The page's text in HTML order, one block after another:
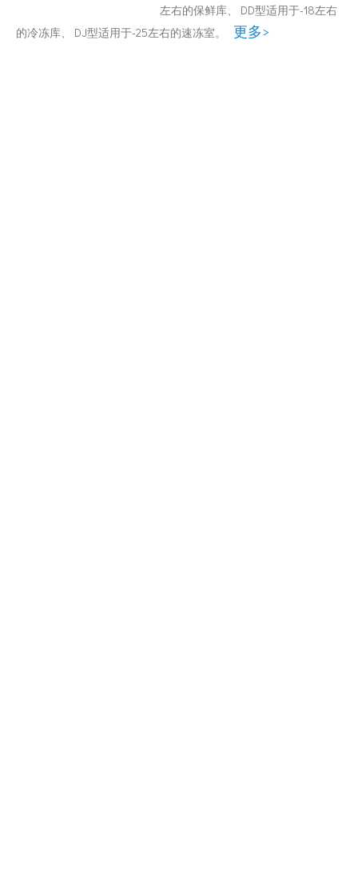
左右的保鲜库、 DD型适用于-18左右
的冷冻库、 DJ型适用于-25左右的速冻室。 更多>